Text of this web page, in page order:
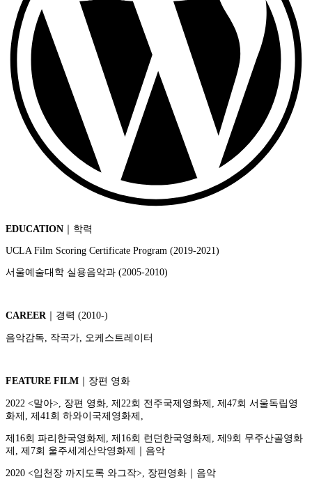
EDUCATION ｜학력
UCLA Film Scoring Certificate Program (2019-2021)
서울예술대학 실용음악과 (2005-2010)
CAREER ｜경력 (2010-)
음악감독, 작곡가, 오케스트레이터
FEATURE FILM ｜장편 영화
2022 <말아>, 장편 영화, 제22회 전주국제영화제, 제47회 서울독립영
화제, 제41회 하와이국제영화제,
제16회 파리한국영화제, 제16회 런던한국영화제, 제9회 무주산골영화
제, 제7회 울주세계산악영화제｜음악
2020 <입천장 까지도록 와그작>, 장편영화｜음악